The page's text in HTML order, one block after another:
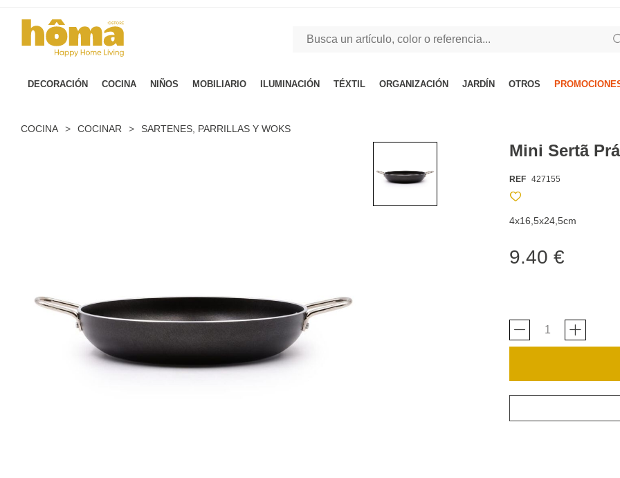
DECORACIÓN COCINA NIÑOS MOBILIARIO ILUMINACIÓN TÉXTIL ORGANIZACIÓN JARDÍN OTROS
COCINA > COCINAR > SARTENES, PARRILLAS Y WOKS
Mini Sertã
REF 427155
4x16,5x24,5cm
9.40 €